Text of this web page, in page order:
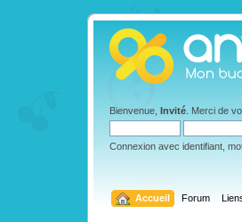
Bienvenue, Invité . Merci de
Connexion avec identifiant,
Accueil Forum